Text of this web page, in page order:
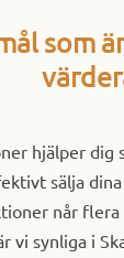
som
hjälper dig
sälja
når flera
vi synliga i